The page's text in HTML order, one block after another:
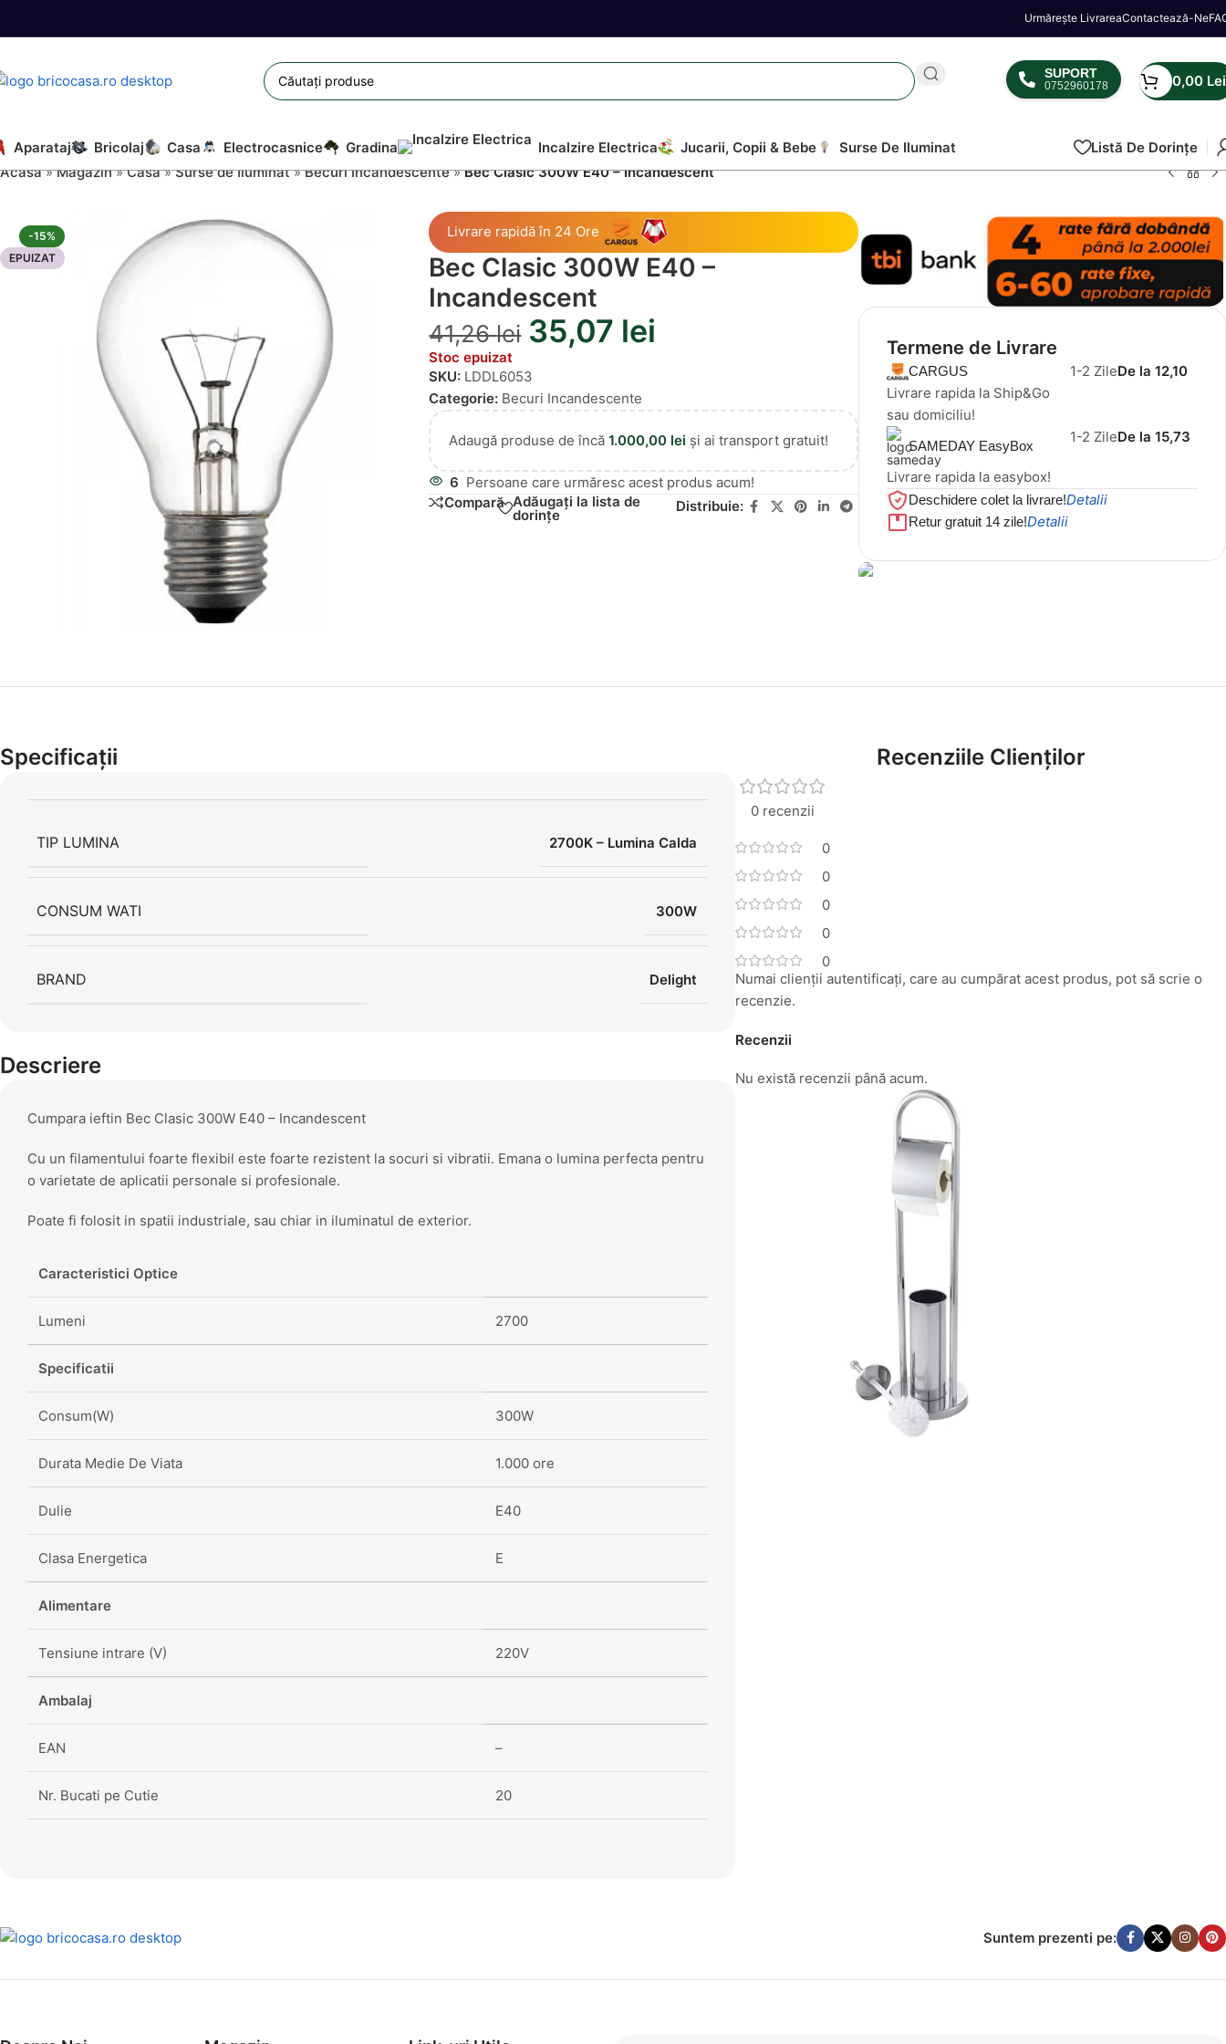
Urmărește LivrareaContactează-Ne
SUPORT
0752960178 0,00 Lei
Aparataj Bricolaj Casa Electrocasnice Gradina Incalzire Electrica Jucarii, Copii & Bebe Surse De Iluminat
Listă De Dorințe
Acasă»Magazin»Casa»Surse de Iluminat»Becuri Incandescente»Bec Clasic 300W E40 – Incandescent
-15%
EPUIZAT
Livrare rapidă în 24 Ore
Bec Clasic 300W E40 –
Incandescent
41,26lei 35,07 lei
Stoc epuizat
SKU: LDDL6053
Categorie: Becuri Incandescente
Adaugă produse de încă1.000,00 lei și ai transport gratuit!
6 Persoane care urmăresc acest produs acum!
Compară Adăugați la lista de
dorințe Distribuie:
Termene de Livrare
CARGUS
Livrare rapida la Ship&Go
sau domiciliu!
1-2 ZileDe la 12,10
SAMEDAY EasyBox
Livrare rapida la easybox!
1-2 ZileDe la 15,73
Deschidere colet la livrare!Detalii
Retur gratuit 14 zile!Detalii
56,86 LEI
Specificații
TIP LUMINA 2700K – Lumina Calda
CONSUM WATI 300W
BRAND Delight
Descriere
Cumpara ieftin Bec Clasic 300W E40 – Incandescent
Cu un filamentului foarte flexibil este foarte rezistent la socuri si vibratii. Emana o lumina perfecta pentru
o varietate de aplicatii personale si profesionale.
Poate fi folosit in spatii industriale, sau chiar in iluminatul de exterior.
Caracteristici Optice
Lumeni 2700
Specificatii
Consum(W) 300W
Durata Medie De Viata 1.000 ore
Dulie E40
Clasa Energetica E
Alimentare
Tensiune intrare (V) 220V
Ambalaj
EAN –
Nr. Bucati pe Cutie 20
Recenziile Clienților
0 recenzii
0
0
0
0
0
Recenzii
Nu există recenzii până acum.
Numai clienții autentificați, care au cumpărat acest produs, pot să scrie o
recenzie.
Suntem prezenti pe: